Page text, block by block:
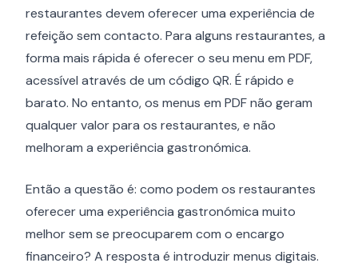
restaurantes devem oferecer uma experiência de
refeição sem contacto. Para alguns restaurantes, a
forma mais rápida é oferecer o seu menu em PDF,
acessível através de um código QR. É rápido e
barato. No entanto, os menus em PDF não geram
qualquer valor para os restaurantes, e não
melhoram a experiência gastronómica.
Então a questão é: como podem os restaurantes
oferecer uma experiência gastronómica muito
melhor sem se preocuparem com o encargo
financeiro? A resposta é introduzir menus digitais.